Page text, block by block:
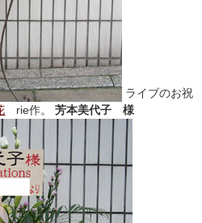
ライブのお祝
rie作。芳本美代子 様